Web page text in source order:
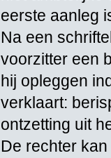
eerste aanleg
Na een
voorzitter een
hij opleggen
verklaart:
ontzetting uit
De rechter